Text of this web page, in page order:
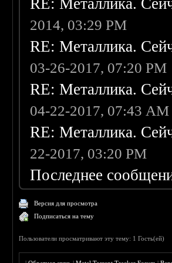
RE: Металлика.
2014, 03:29 PM
RE: Металлика.
03-26-2017, 07:20 PM
RE: Металлика.
04-22-2017, 07:43 AM
RE: Металлика.
22-2017, 03:20 PM
Последнее
Версия для просмотра
Подписаться на тему
Пользователи просматривают эту тему: 1 Гость(ей)